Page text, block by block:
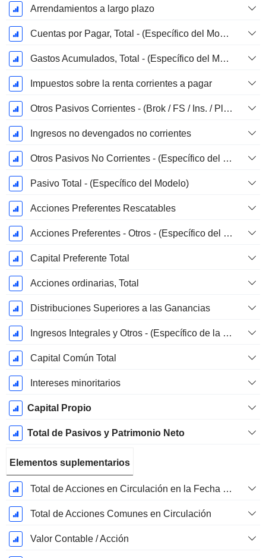
Arrendamientos a largo plazo
Cuentas por Pagar, Total - (Específico del Modelo)
Gastos Acumulados, Total - (Específico del Modelo)
Impuestos sobre la renta corrientes a pagar
Otros Pasivos Corrientes - (Brok / FS / Ins. / Plantilla REIT)
Ingresos no devengados no corrientes
Otros Pasivos No Corrientes - (Específico del Modelo)
Pasivo Total - (Específico del Modelo)
Acciones Preferentes Rescatables
Acciones Preferentes - Otros - (Específico del Modelo)
Capital Preferente Total
Acciones ordinarias, Total
Distribuciones Superiores a las Ganancias
Ingresos Integrales y Otros - (Específico de la Plantilla)
Capital Común Total
Intereses minoritarios
Capital Propio
Total de Pasivos y Patrimonio Neto
Elementos suplementarios
Total de Acciones en Circulación en la Fecha de Presentación
Total de Acciones Comunes en Circulación
Valor Contable / Acción